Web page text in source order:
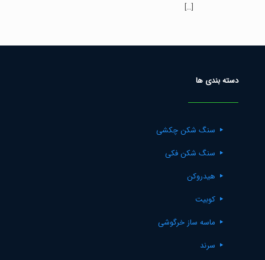
Rated
[…]
دسته بندی ها
سنگ شکن چکشی
سنگ شکن فکی
هیدروکن
کوبیت
ماسه ساز خرگوشی
سرند